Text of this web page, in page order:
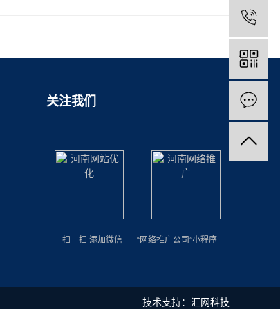
关注我们
扫一扫 添加微信 “网络推广公司”小程序
技术支持： 汇网科技